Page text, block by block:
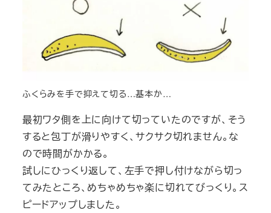
ふくらみを手で抑えて切る…基本か…
最初ワタ側を上に向けて切っていたのですが、そう
すると包丁が滑りやすく、サクサク切れません。な
ので時間がかかる。
試しにひっくり返して、左手で押し付けながら切っ
てみたところ、めちゃめちゃ楽に切れてびっくり。ス
ピードアップしました。